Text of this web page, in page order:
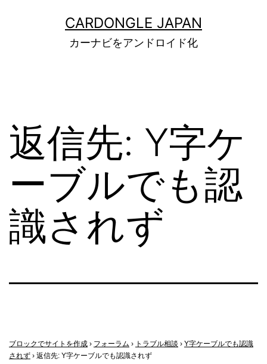
CARDONGLE JAPAN
カーナビをアンドロイド化
返信先: Y字ケ
ーブルでも認
識されず
ブロックでサイトを作成 › フォーラム › トラブル相談 › Y字ケーブルでも認識
されず › 返信先: Y字ケーブルでも認識されず